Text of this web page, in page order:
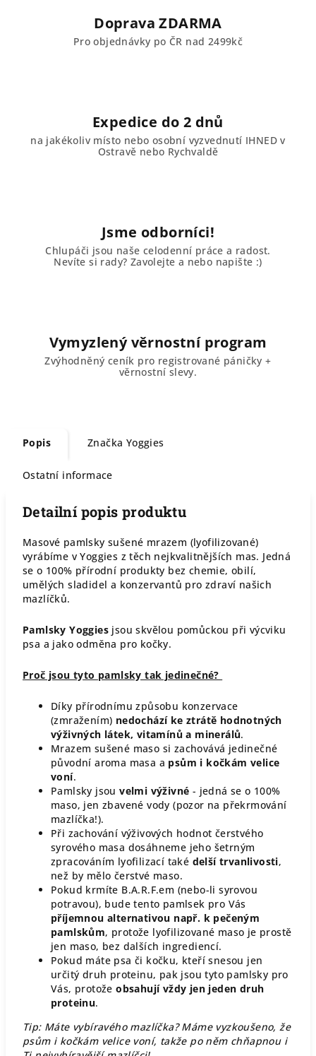
Doprava ZDARMA
Pro objednávky po ČR nad 2499kč
Expedice do 2 dnů
na jakékoliv místo nebo osobní vyzvednutí IHNED v
Ostravě nebo Rychvaldě
Jsme odborníci!
Chlupáči jsou naše celodenní práce a radost.
Nevíte si rady? Zavolejte a nebo napište :)
Vymyzlený věrnostní program
Zvýhodněný ceník pro registrované páničky +
věrnostní slevy.
Popis Značka Yoggies
Ostatní informace
Detailní popis produktu
Masové pamlsky sušené mrazem (lyofilizované)
vyrábíme v Yoggies z těch nejkvalitnějších mas. Jedná
se o 100% přírodní produkty bez chemie, obilí,
umělých sladidel a konzervantů pro zdraví našich
mazlíčků.
Pamlsky Yoggies jsou skvělou pomůckou při výcviku
psa a jako odměna pro kočky.
Proč jsou tyto pamlsky tak jedinečné?
Díky přírodnímu způsobu konzervace
(zmražením) nedochází ke ztrátě hodnotných
výživných látek, vitamínů a minerálů.
Mrazem sušené maso si zachovává jedinečné
původní aroma masa a psům i kočkám velice
voní.
Pamlsky jsouvelmi výživné - jedná se o 100%
maso, jen zbavené vody (pozor na překrmování
mazlíčka!).
Při zachování výživových hodnot čerstvého
syrového masa dosáhneme jeho šetrným
zpracováním lyofilizací také delší trvanlivosti,
než by mělo čerstvé maso.
Pokud krmíte B.A.R.F.em (nebo-li syrovou
potravou), bude tento pamlsek pro Vás
příjemnou alternativou např. k pečeným
pamlskům, protože lyofilizované maso je prostě
jen maso, bez dalších ingrediencí.
Pokud máte psa či kočku, kteří snesou jen
určitý druh proteinu, pak jsou tyto pamlsky pro
Vás, protožeobsahují vždy jen jeden druh
proteinu.
Tip: Máte vybíravého mazlíčka? Máme vyzkoušeno, že
psům i kočkám velice voní, takže po něm chňapnou i